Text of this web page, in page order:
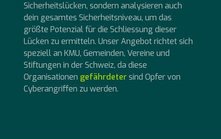
Sicherheitslücken, sondern analysieren auch
dein gesamtes Sicherheitsniveau, um das
größte Potenzial für die Schliessung dieser
Lücken zu ermitteln. Unser Angebot richtet sich
speziell an KMU, Gemeinden, Vereine und
Stiftungen in der Schweiz, da diese
Organisationen gefährdetersind Opfer von
Cyberangriffen zu werden.